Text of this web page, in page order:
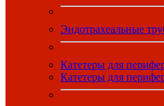
Эндотрахеальные
Катетеры для
Катетеры для